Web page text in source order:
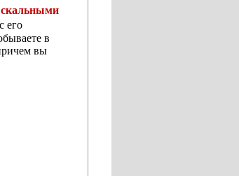
скальными
с его
в
вы